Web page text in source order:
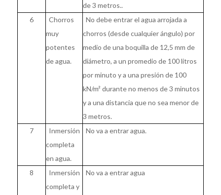
de 3 metros..
6
Chorros
muy
potentes
de agua.
No debe entrar el agua arrojada a
chorros (desde cualquier ángulo) por
medio de una boquilla de 12,5 mm de
diámetro, a un promedio de 100 litros
por minuto y a una presión de 100
kN/m² durante no menos de 3 minutos
y a una distancia que no sea menor de
3 metros.
7
Inmersión
completa
en agua.
No va a entrar agua.
8
Inmersión
completa y
No va a entrar agua